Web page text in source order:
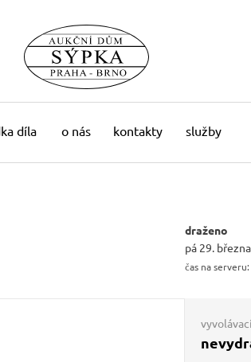
díla o nás kontakty služby
draženo
pá 29.
čas na serveru: